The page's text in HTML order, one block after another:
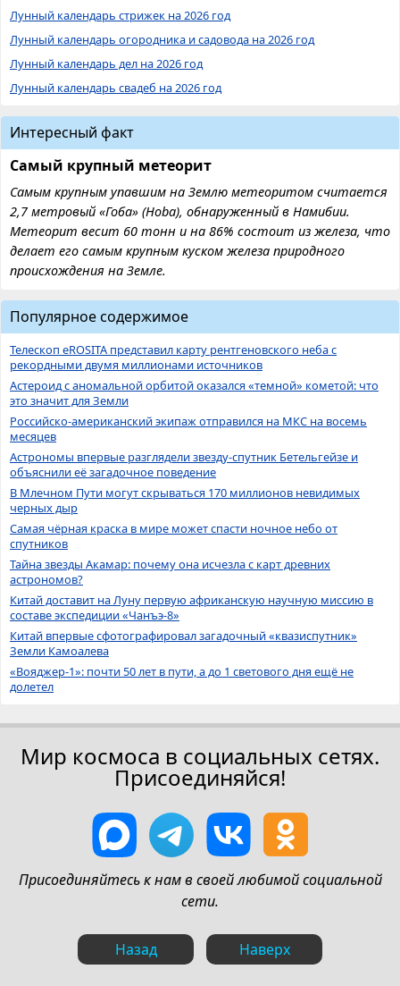
Лунный календарь стрижек на 2026 год
Лунный календарь огородника и садовода на 2026 год
Лунный календарь дел на 2026 год
Лунный календарь свадеб на 2026 год
Интересный факт
Самый крупный метеорит
Самым крупным упавшим на Землю метеоритом считается
2,7 метровый «Гоба» (Hoba), обнаруженный в Намибии.
Метеорит весит 60 тонн и на 86% состоит из железа, что
делает его самым крупным куском железа природного
происхождения на Земле.
Популярное содержимое
Телескоп eROSITA представил карту рентгеновского неба с
рекордными двумя миллионами источников
Астероид с аномальной орбитой оказался «темной» кометой: что
это значит для Земли
Российско-американский экипаж отправился на МКС на восемь
месяцев
Астрономы впервые разглядели звезду-спутник Бетельгейзе и
объяснили её загадочное поведение
В Млечном Пути могут скрываться 170 миллионов невидимых
черных дыр
Самая чёрная краска в мире может спасти ночное небо от
спутников
Тайна звезды Акамар: почему она исчезла с карт древних
астрономов?
Китай доставит на Луну первую африканскую научную миссию в
составе экспедиции «Чанъэ-8»
Китай впервые сфотографировал загадочный «квазиспутник»
Земли Камоалева
«Вояджер-1»: почти 50 лет в пути, а до 1 светового дня ещё не
долетел
Мир космоса в социальных сетях.
Присоединяйся!
Присоединяйтесь к нам в своей любимой социальной
сети.
Назад Наверх